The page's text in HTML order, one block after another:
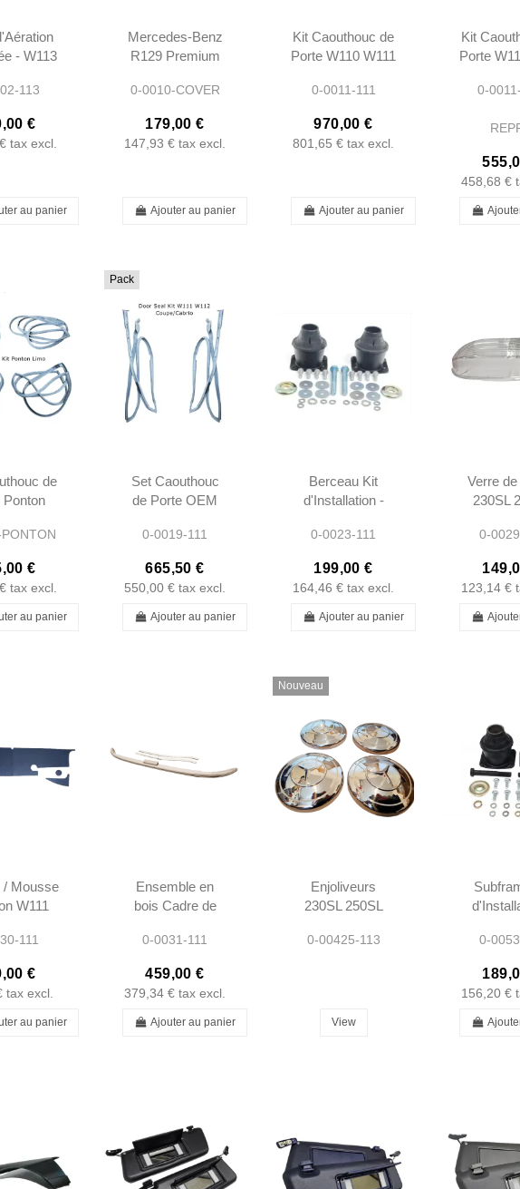
- W113
113
€
tax excl.
au panier
Mercedes-Benz
R129 Premium
Couverture de
0-0010-COVER
179,00 €
147,93 € tax excl.
Ajouter au panier
Kit Caouthouc de
Porte W110 W111
1107300578
0-0011-111
970,00 €
801,65 € tax excl.
Ajouter au panier
Kit
Porte
0-
458,68 €
de
Ponton
€
tax excl.
au panier
Pack
Set Caouthouc
de Porte OEM
Coupe Cabrio -
1117206478
0-0019-111
665,50 €
550,00 € tax excl.
Ajouter au panier
Berceau Kit
d'Installation -
1115860633
0-0023-111
199,00 €
164,46 € tax excl.
Ajouter au panier
Verre
230SL
0-
123,14 €
/ Mousse
W111
C
C
-...
111
€
tax excl.
au panier
Ensemble en
bois Cadre de
Cabriolet -
A1117705280
0-0031-111
459,00 €
379,34 € tax excl.
Ajouter au panier
Nouveau
Enjoliveurs
230SL 250SL
A1864010025
0-00425-113
View
W111
0-
156,20 €